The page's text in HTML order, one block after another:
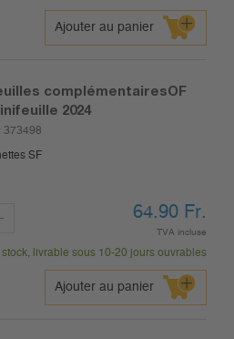
Ajouter au panier
complémentairesOF
2024
373498
SF
64.90 Fr.
TVA incluse
stock, livrable sous 10-20 jours ouvrables
Ajouter au panier